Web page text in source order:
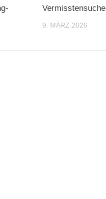
Vermisstensuche
9. MÄRZ 2026